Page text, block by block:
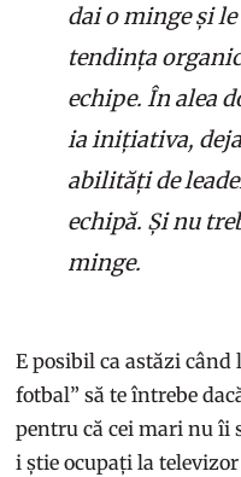
dai o minge și
tendința
echipe. În alea
ia inițiativa,
abilități de
echipă. Și nu
minge.
E posibil ca astăzi
fotbal” să te întrebe
pentru că cei mari nu îi
i știe ocupați la